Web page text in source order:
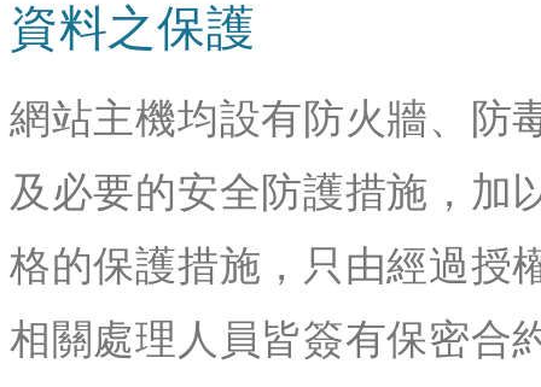
資料之保護
網站主機均設有防火牆、防
及必要的安全防護措施，加
格的保護措施，只由經過授
相關處理人員皆簽有保密合